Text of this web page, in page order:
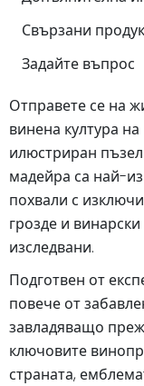
Свързани
Задайте въпрос
Отправете се на
винена култура
илюстриран
мадейра са най-
похвали с
грозде и
изследвани.
Подготвен от
повече от
завладяващо
ключовите
страната,